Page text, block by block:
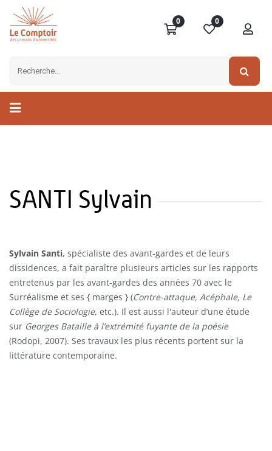
0 0
SANTI Sylvain
Sylvain Santi, spécialiste des avant-gardes et de leurs
dissidences, a fait paraître plusieurs articles sur les rapports
entretenus par les avant-gardes des années 70 avec le
Surréalisme et ses { marges } (Contre-attaque, Acéphale, Le
Collège de Sociologie, etc.). Il est aussi l'auteur d’une étude
sur Georges Bataille à l’extrémité fuyante de la poésie
(Rodopi, 2007). Ses travaux les plus récents portent sur la
littérature contemporaine.